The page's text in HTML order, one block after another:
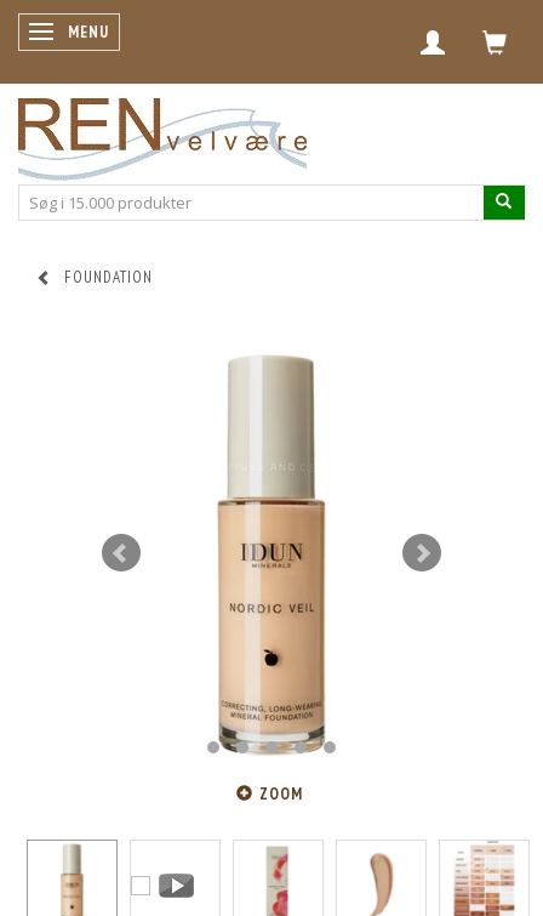
SKIFTE NAVIGATION
MENU
FOUNDATION
ZOOM